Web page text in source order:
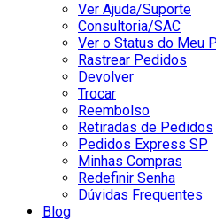
Ver Ajuda/Suporte
Consultoria/SAC
Ver o Status do Meu
Rastrear Pedidos
Devolver
Trocar
Reembolso
Retiradas de Pedidos
Pedidos Express SP
Minhas Compras
Redefinir Senha
Dúvidas Frequentes
Blog